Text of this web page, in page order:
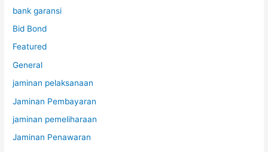
bank garansi
Bid Bond
Featured
General
jaminan pelaksanaan
Jaminan Pembayaran
jaminan pemeliharaan
Jaminan Penawaran